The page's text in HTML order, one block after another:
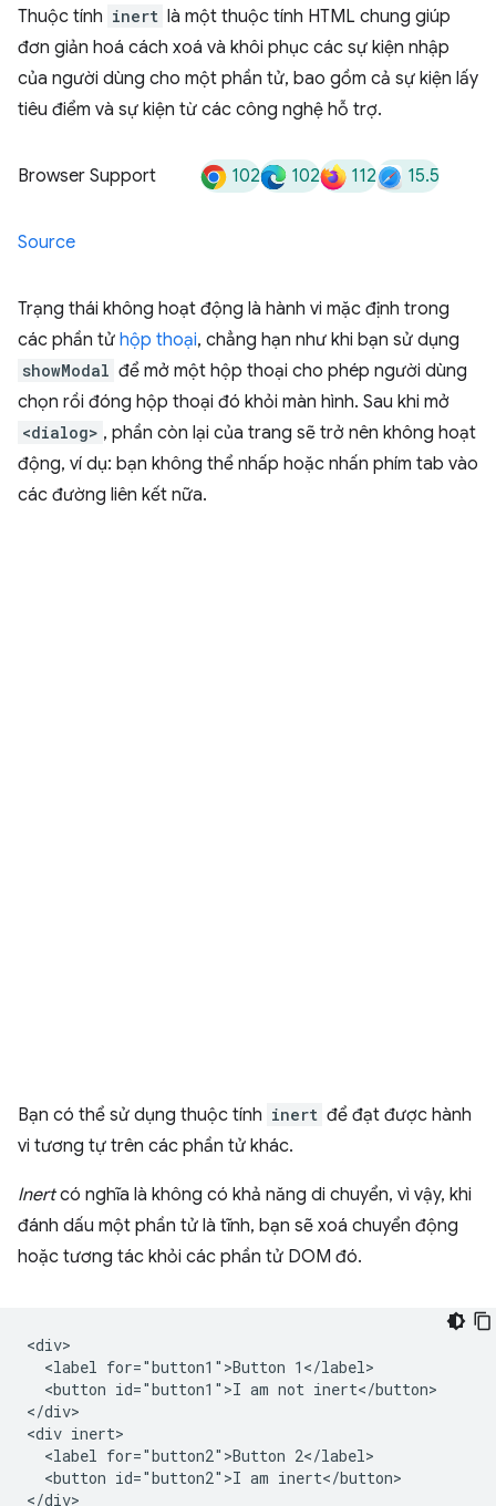
Thuộc tính inert là một thuộc tính HTML chung giúp
đơn giản hoá cách xoá và khôi phục các sự kiện nhập
của người dùng cho một phần tử, bao gồm cả sự kiện lấy
tiêu điểm và sự kiện từ các công nghệ hỗ trợ.
Browser Support 102 102 112 15.5
Source
Trạng thái không hoạt động là hành vi mặc định trong
các phần tử hộp thoại, chẳng hạn như khi bạn sử dụng
showModal để mở một hộp thoại cho phép người dùng
chọn rồi đóng hộp thoại đó khỏi màn hình. Sau khi mở
<dialog> , phần còn lại của trang sẽ trở nên không hoạt
động, ví dụ: bạn không thể nhấp hoặc nhấn phím tab vào
các đường liên kết nữa.
Bạn có thể sử dụng thuộc tính inert để đạt được hành
vi tương tự trên các phần tử khác.
Inertcó nghĩa là không có khả năng di chuyển, vì vậy, khi
đánh dấu một phần tử là tĩnh, bạn sẽ xoá chuyển động
hoặc tương tác khỏi các phần tử DOM đó.
<div>
  <label for="button1">Button 1</label>
  <button id="button1">I am not inert</button>
</div>
<div inert>
  <label for="button2">Button 2</label>
  <button id="button2">I am inert</button>